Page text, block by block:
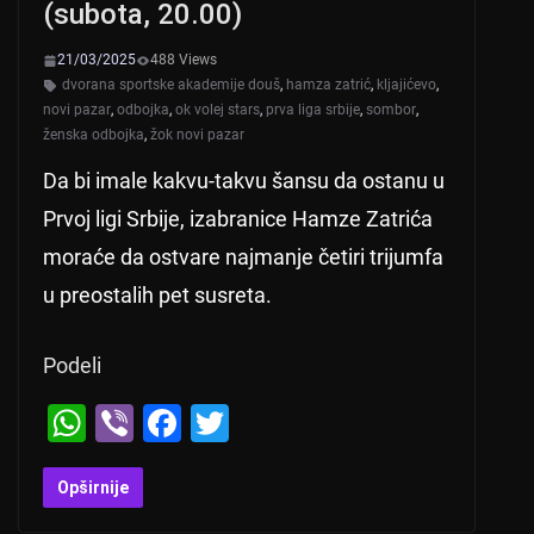
(subota, 20.00)
21/03/2025
488 Views
dvorana sportske akademije douš, hamza zatrić, kljajićevo,
novi pazar, odbojka, ok volej stars, prva liga srbije, sombor,
ženska odbojka, žok novi pazar
Da bi imale kakvu-takvu šansu da ostanu u
Prvoj ligi Srbije, izabranice Hamze Zatrića
moraće da ostvare najmanje četiri trijumfa
u preostalih pet susreta.
Podeli
W
h
at
Vi
b
er
F
Opširnije